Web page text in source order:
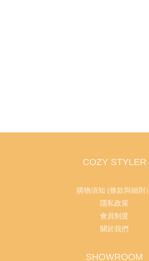
COZY STYLER
購物須知 (條款與細則）
隱私政策
會員制度
關於我們
SHOWROOM